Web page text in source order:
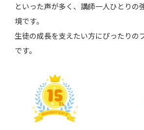
といった声が多く、講師一人ひとりの
境です。
生徒の成長を支えたい方にぴったりの
です。